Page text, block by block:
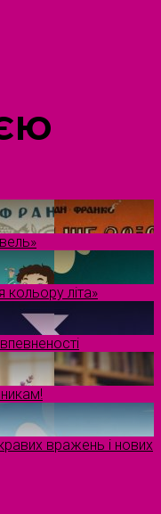
кольору літа»
вражень і нових